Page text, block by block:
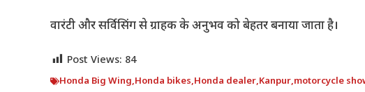
वारंटी और सर्विसिंग से ग्राहक के अनुभव को बेहतर बनाया जाता है।
Post Views: 84
Honda Big Wing,Honda bikes,Honda dealer,Kanpur,motorcycle